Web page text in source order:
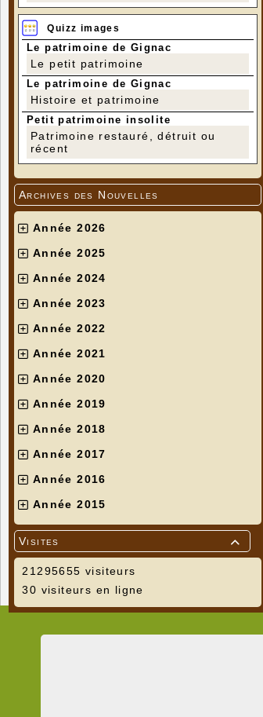
Quizz images
Le patrimoine de Gignac
Le petit patrimoine
Le patrimoine de Gignac
Histoire et patrimoine
Petit patrimoine insolite
Patrimoine restauré, détruit ou
récent
Archives des Nouvelles
Année 2026
Année 2025
Année 2024
Année 2023
Année 2022
Année 2021
Année 2020
Année 2019
Année 2018
Année 2017
Année 2016
Année 2015

Visites
21295655 visiteurs
30 visiteurs en ligne